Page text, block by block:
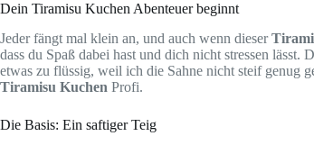
Dein Tiramisu Kuchen Abenteuer beginnt
Jeder fängt mal klein an, und auch wenn dieser
dass du Spaß dabei hast und dich nicht stressen
etwas zu flüssig, weil ich die Sahne nicht steif genug
Tiramisu Kuchen Profi.
Die Basis: Ein saftiger Teig